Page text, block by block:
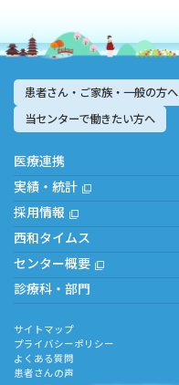
患者さん・ご家族・一般の方へ
当センターで働きたい方へ
医療連携
実績・統計
採用情報
西和タイムス
センター概要
診療科・部門
サイトマップ
プライバシーポリシー
よくある質問
患者さんの声